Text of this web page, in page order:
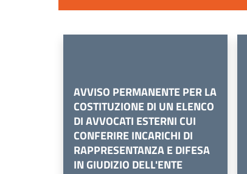
AVVISO PERMANENTE PER LA
COSTITUZIONE DI UN ELENCO
DI AVVOCATI ESTERNI CUI
CONFERIRE INCARICHI DI
RAPPRESENTANZA E DIFESA
IN GIUDIZIO DELL'ENTE